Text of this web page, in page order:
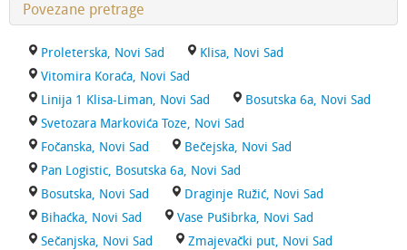
Povezane pretrage
Proleterska, Novi Sad
Klisa, Novi Sad
Vitomira Koraća, Novi Sad
Linija 1 Klisa-Liman, Novi Sad
Bosutska 6a, Novi Sad
Svetozara Markovića Toze, Novi Sad
Fočanska, Novi Sad
Bečejska, Novi Sad
Pan Logistic, Bosutska 6a, Novi Sad
Bosutska, Novi Sad
Draginje Ružić, Novi Sad
Bihaćka, Novi Sad
Vase Pušibrka, Novi Sad
Sečanjska, Novi Sad
Zmajevački put, Novi Sad